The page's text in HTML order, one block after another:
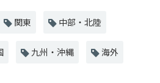
関東 中部・北陸
九州・沖縄 海外